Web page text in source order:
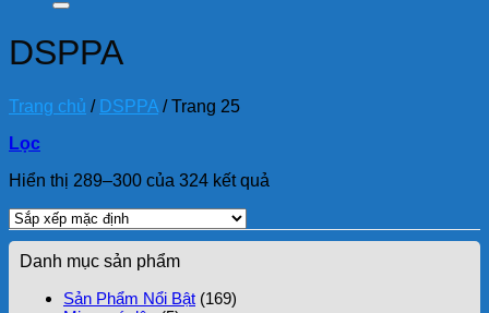
DSPPA
Trang chủ / DSPPA /Trang 25
Lọc
Hiển thị 289–300 của 324 kết quả
Danh mục sản phẩm
Sản Phẩm Nổi Bật (169)